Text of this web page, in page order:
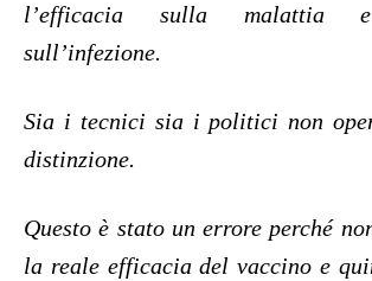
l’efficacia sulla malattia
sull’infezione.
Sia i tecnici sia i politici non
distinzione.
Questo è stato un errore perché
la reale efficacia del vaccino e